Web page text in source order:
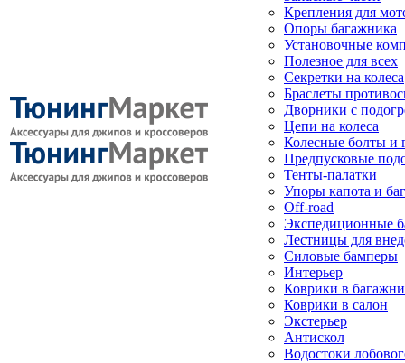
Крепления для
Опоры багажника
Установочные
Полезное для всех
Секретки на колеса
Браслеты
Дворники с
Цепи на колеса
Колесные болты и
Предпусковые
Тенты-палатки
Упоры капота и
Off-road
Экспедиционные
Лестницы для
Силовые бамперы
Интерьер
Коврики в
Коврики в салон
Экстерьер
Антискол
Водостоки